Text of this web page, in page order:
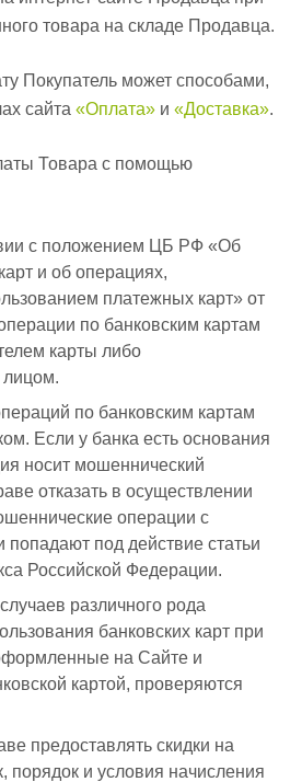
товара на складе Продавца.
Покупатель может способами,
сайта «Оплата» и «Доставка».
Товара с помощью
с положением ЦБ РФ «Об
и об операциях,
платежных карт» от
по банковским картам
карты либо
по банковским картам
Если у банка есть основания
носит мошеннический
отказать в осуществлении
операции с
попадают под действие статьи
Российской Федерации.
различного рода
банковских карт при
на Сайте и
картой, проверяются
предоставлять скидки на
порядок и условия начисления